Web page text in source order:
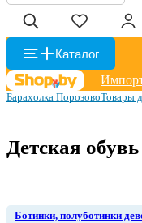
Каталог
Барахолка ПорозовоТовары
Детская
Ботинки, полуботинки